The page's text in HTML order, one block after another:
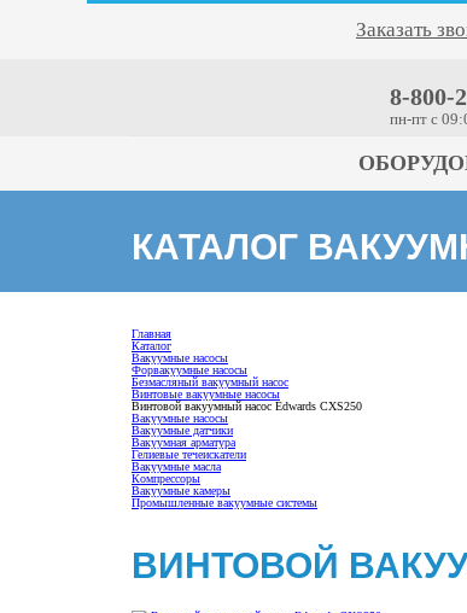
Заказать
8-800-
пн-пт c
КАТАЛОГ
Главная
Каталог
Вакуумные насосы
Форвакуумные насосы
Безмасляный вакуумный насос
Винтовые вакуумные насосы
Винтовой вакуумный насос Edwards CXS250
Вакуумные насосы
Вакуумные датчики
Вакуумная арматура
Гелиевые течеискатели
Вакуумные масла
Компрессоры
Вакуумные камеры
Промышленные вакуумные системы
ВИНТОВОЙ